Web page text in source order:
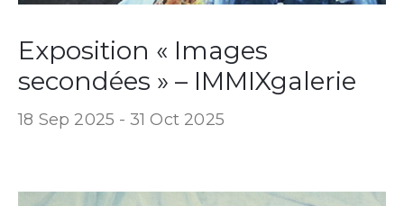
Exposition « Images
secondées » – IMMIXgalerie
18 Sep 2025 - 31 Oct 2025